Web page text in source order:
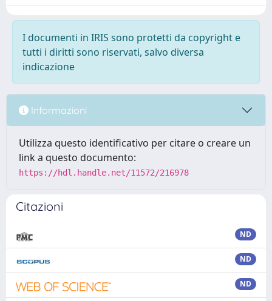
I documenti in IRIS sono protetti da copyright e
tutti i diritti sono riservati, salvo diversa
indicazione
Informazioni
Utilizza questo identificativo per citare o creare un
link a questo documento:
https://hdl.handle.net/11572/216978
Citazioni
ND
ND
ND